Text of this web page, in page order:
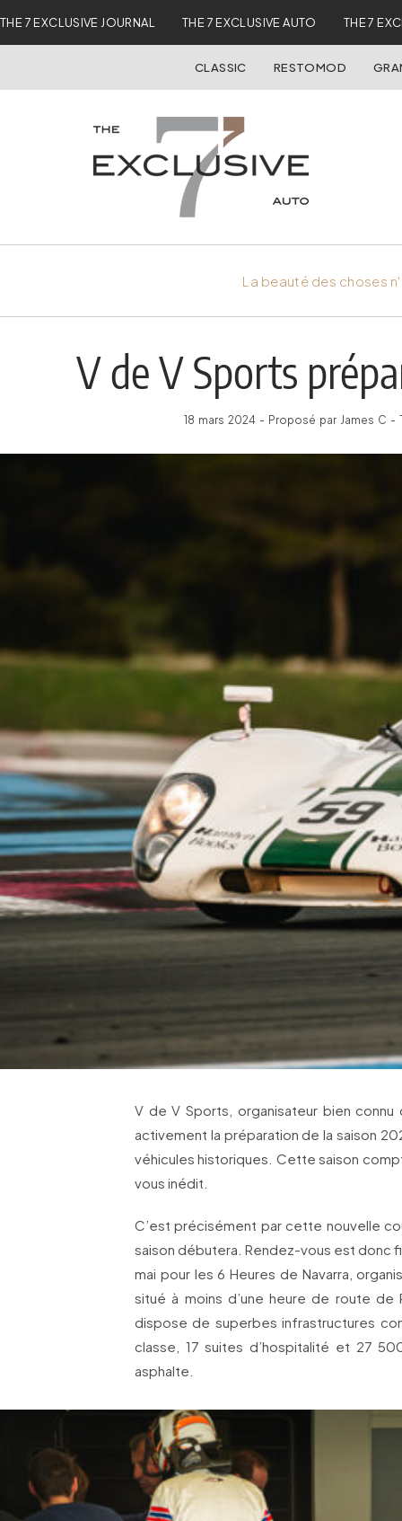
THE 7 EXCLUSIVE JOURNAL THE 7 EXCLUSIVE AUTO THE 7
CLASSIC RESTOMOD
La beauté des choses
V de V Sports
18 mars 2024 - Proposé par James C
V de V Sports, organisateur bien connu
activement la préparation de la saison
véhicules historiques. Cette saison
vous inédit.
C’est précisément par cette nouvelle
saison débutera. Rendez-vous est donc
mai pour les 6 Heures de Navarra,
situé à moins d’une heure de route de
dispose de superbes infrastructures
classe, 17 suites d’hospitalité et 27
asphalte.